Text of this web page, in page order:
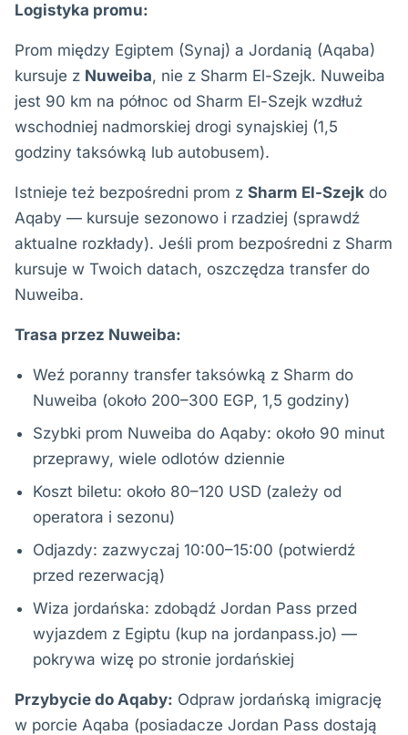
Logistyka promu:
Prom między Egiptem (Synaj) a Jordanią (Aqaba)
kursuje z Nuweiba, nie z Sharm El-Szejk. Nuweiba
jest 90 km na północ od Sharm El-Szejk wzdłuż
wschodniej nadmorskiej drogi synajskiej (1,5
godziny taksówką lub autobusem).
Istnieje też bezpośredni prom z Sharm El-Szejk do
Aqaby — kursuje sezonowo i rzadziej (sprawdź
aktualne rozkłady). Jeśli prom bezpośredni z Sharm
kursuje w Twoich datach, oszczędza transfer do
Nuweiba.
Trasa przez Nuweiba:
Weź poranny transfer taksówką z Sharm do
Nuweiba (około 200–300 EGP, 1,5 godziny)
Szybki prom Nuweiba do Aqaby: około 90 minut
przeprawy, wiele odlotów dziennie
Koszt biletu: około 80–120 USD (zależy od
operatora i sezonu)
Odjazdy: zazwyczaj 10:00–15:00 (potwierdź
przed rezerwacją)
Wiza jordańska: zdobądź Jordan Pass przed
wyjazdem z Egiptu (kup na jordanpass.jo) —
pokrywa wizę po stronie jordańskiej
Przybycie do Aqaby: Odpraw jordańską imigrację
w porcie Aqaba (posiadacze Jordan Pass dostają